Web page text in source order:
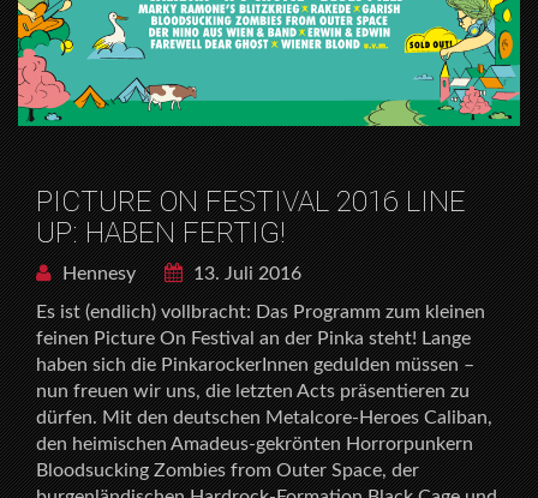
PICTURE ON FESTIVAL 2016 LINE
UP: HABEN FERTIG!
Hennesy
13. Juli 2016
Es ist (endlich) vollbracht: Das Programm zum kleinen
feinen Picture On Festival an der Pinka steht! Lange
haben sich die PinkarockerInnen gedulden müssen –
nun freuen wir uns, die letzten Acts präsentieren zu
dürfen. Mit den deutschen Metalcore-Heroes Caliban,
den heimischen Amadeus-gekrönten Horrorpunkern
Bloodsucking Zombies from Outer Space, der